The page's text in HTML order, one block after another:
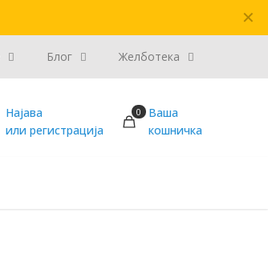
✕
Блог Желботека
Најава
или регистрација
0
Ваша
кошничка